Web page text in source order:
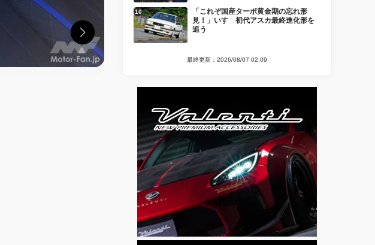
「これぞ国産ターボ黄金期の忘れ形
見！」いすゞ初代アスカ最終進化形を
追う
最終更新：2026/08/07 02:09